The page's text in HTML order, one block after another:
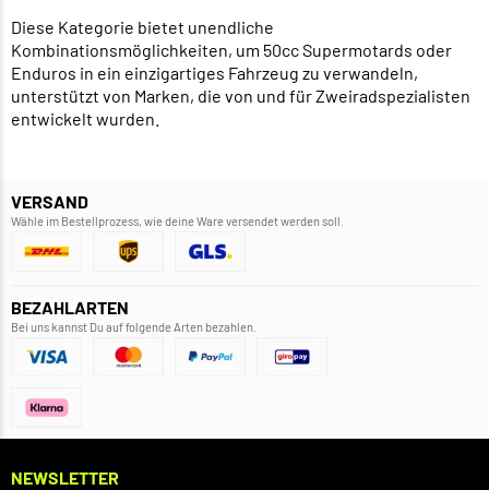
Diese Kategorie bietet unendliche
Kombinationsmöglichkeiten, um 50cc Supermotards oder
Enduros in ein einzigartiges Fahrzeug zu verwandeln,
unterstützt von Marken, die von und für Zweiradspezialisten
entwickelt wurden.
VERSAND
Wähle im Bestellprozess, wie deine Ware versendet werden soll.
BEZAHLARTEN
Bei uns kannst Du auf folgende Arten bezahlen.
NEWSLETTER